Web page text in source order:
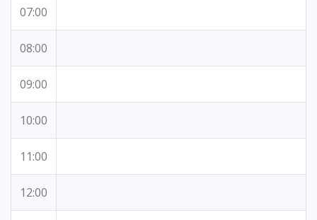
07:00
08:00
09:00
10:00
11:00
12:00